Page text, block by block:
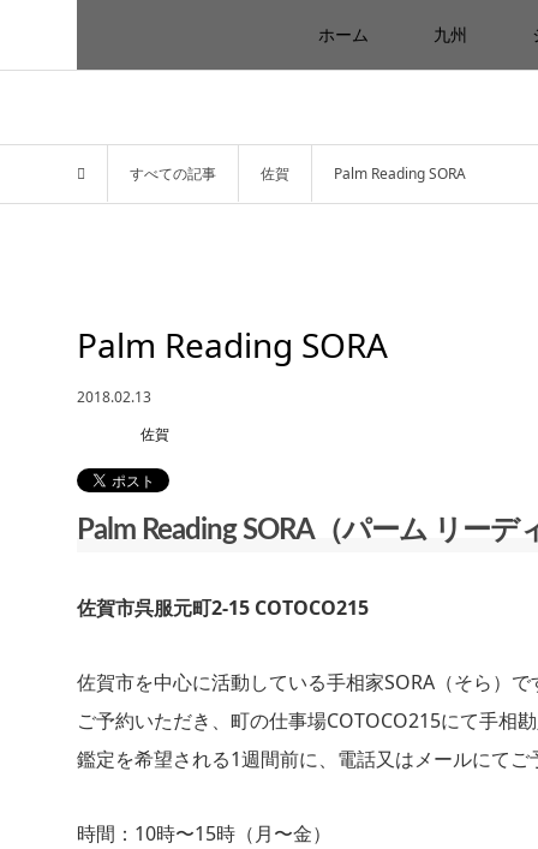
ホーム 九州
すべての記事 佐賀 Palm Reading SORA
Palm Reading SORA
2018.02.13
佐賀
Palm Reading SORA（パーム リーデ
佐賀市呉服元町2-15 COTOCO215
佐賀市を中心に活動している手相家SORA（そら）で
ご予約いただき、町の仕事場COTOCO215にて手相
鑑定を希望される1週間前に、電話又はメールにてご
時間：10時〜15時（月〜金）